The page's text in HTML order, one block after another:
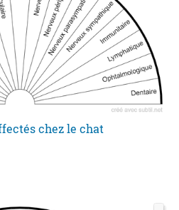
chez le chat